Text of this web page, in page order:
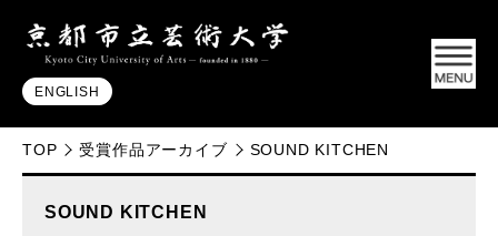
ENGLISH
TOP 受賞作品アーカイブ SOUND KITCHEN
SOUND KITCHEN